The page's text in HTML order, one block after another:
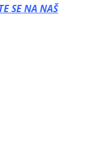
SE NA NAŠ